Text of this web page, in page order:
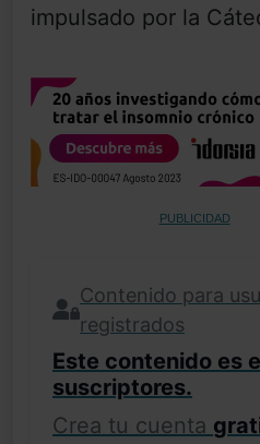
impulsado por la
PUBLICIDAD
Contenido para
registrados
Este contenido es
suscriptores.
Crea tu cuenta